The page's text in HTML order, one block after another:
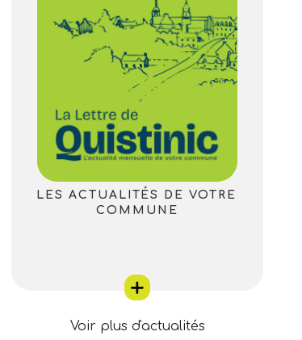
LES ACTUALITÉS DE VOTRE
COMMUNE
Voir plus d'actualités